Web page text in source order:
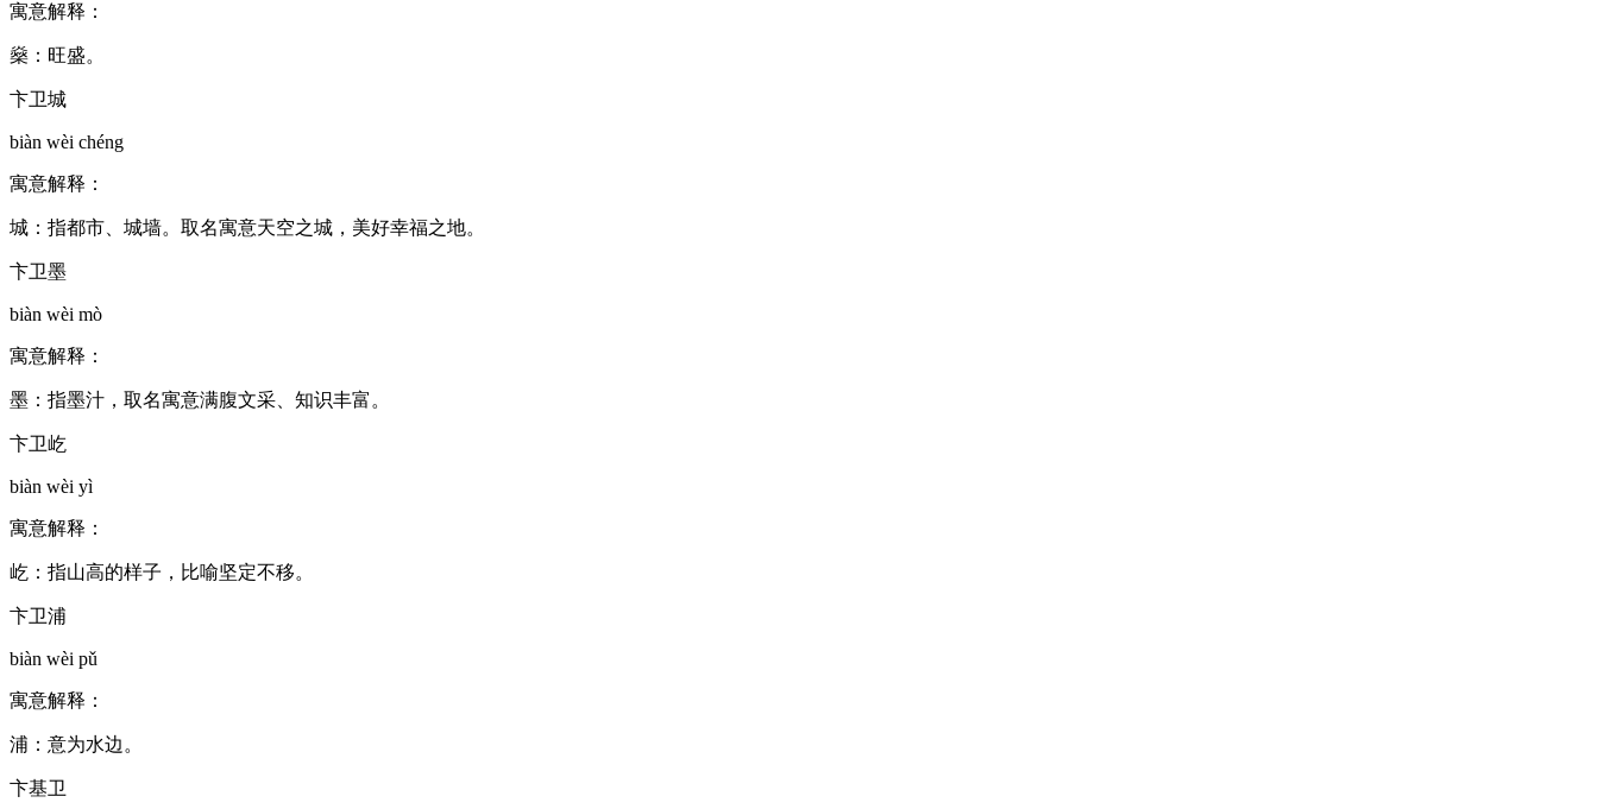
寓意解释：
燊：旺盛。
卞卫城
biàn wèi chéng
寓意解释：
城：指都市、城墙。取名寓意天空之城，美好幸福之地。
卞卫墨
biàn wèi mò
寓意解释：
墨：指墨汁，取名寓意满腹文采、知识丰富。
卞卫屹
biàn wèi yì
寓意解释：
屹：指山高的样子，比喻坚定不移。
卞卫浦
biàn wèi pǔ
寓意解释：
浦：意为水边。
卞基卫